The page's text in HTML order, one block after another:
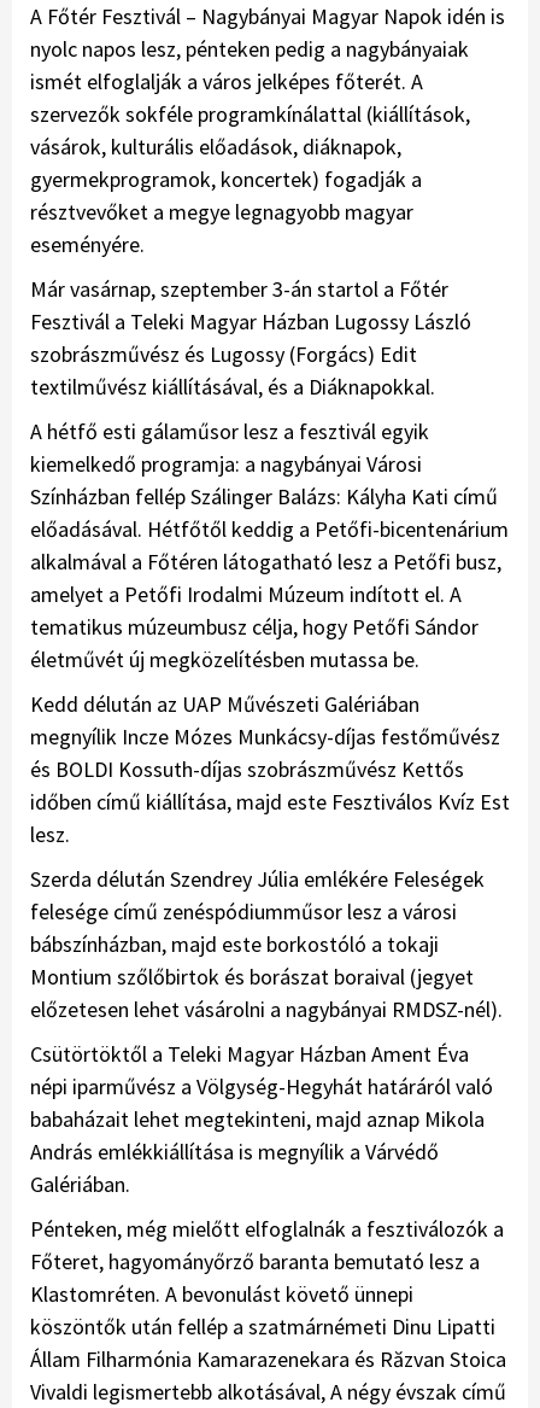
A Főtér Fesztivál – Nagybányai Magyar Napok idén is
nyolc napos lesz, pénteken pedig a nagybányaiak
ismét elfoglalják a város jelképes főterét. A
szervezők sokféle programkínálattal (kiállítások,
vásárok, kulturális előadások, diáknapok,
gyermekprogramok, koncertek) fogadják a
résztvevőket a megye legnagyobb magyar
eseményére.
Már vasárnap, szeptember 3-án startol a Főtér
Fesztivál a Teleki Magyar Házban Lugossy László
szobrászművész és Lugossy (Forgács) Edit
textilművész kiállításával, és a Diáknapokkal.
A hétfő esti gálaműsor lesz a fesztivál egyik
kiemelkedő programja: a nagybányai Városi
Színházban fellép Szálinger Balázs: Kályha Kati című
előadásával. Hétfőtől keddig a Petőfi-bicentenárium
alkalmával a Főtéren látogatható lesz a Petőfi busz,
amelyet a Petőfi Irodalmi Múzeum indított el. A
tematikus múzeumbusz célja, hogy Petőfi Sándor
életművét új megközelítésben mutassa be.
Kedd délután az UAP Művészeti Galériában
megnyílik Incze Mózes Munkácsy-díjas festőművész
és BOLDI Kossuth-díjas szobrászművész Kettős
időben című kiállítása, majd este Fesztiválos Kvíz Est
lesz.
Szerda délután Szendrey Júlia emlékére Feleségek
felesége című zenéspódiumműsor lesz a városi
bábszínházban, majd este borkostóló a tokaji
Montium szőlőbirtok és borászat boraival (jegyet
előzetesen lehet vásárolni a nagybányai RMDSZ-nél).
Csütörtöktől a Teleki Magyar Házban Ament Éva
népi iparművész a Völgység-Hegyhát határáról való
babaházait lehet megtekinteni, majd aznap Mikola
András emlékkiállítása is megnyílik a Várvédő
Galériában.
Pénteken, még mielőtt elfoglalnák a fesztiválozók a
Főteret, hagyományőrző baranta bemutató lesz a
Klastomréten. A bevonulást követő ünnepi
köszöntők után fellép a szatmárnémeti Dinu Lipatti
Állam Filharmónia Kamarazenekara és Răzvan Stoica
Vivaldi legismertebb alkotásával, A négy évszak című